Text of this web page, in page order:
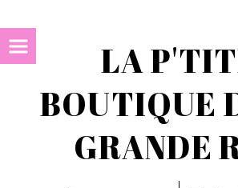
LA
BOUTIQUE
GRANDE